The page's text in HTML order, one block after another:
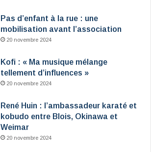
Pas d’enfant à la rue : une
mobilisation avant l’association
20 novembre 2024
Kofi : « Ma musique mélange
tellement d’influences »
20 novembre 2024
René Huin : l’ambassadeur karaté et
kobudo entre Blois, Okinawa et
Weimar
20 novembre 2024